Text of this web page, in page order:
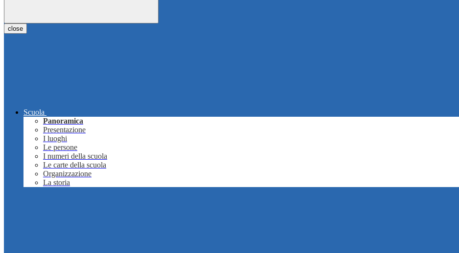
close
Scuola
Panoramica
Presentazione
I luoghi
Le persone
I numeri della scuola
Le carte della scuola
Organizzazione
La storia